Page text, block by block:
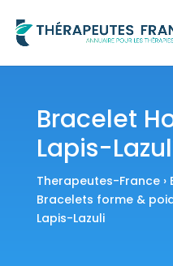
Bracelet
Lapis-
Therapeutes-France›
Bracelets forme &
Lapis-Lazuli